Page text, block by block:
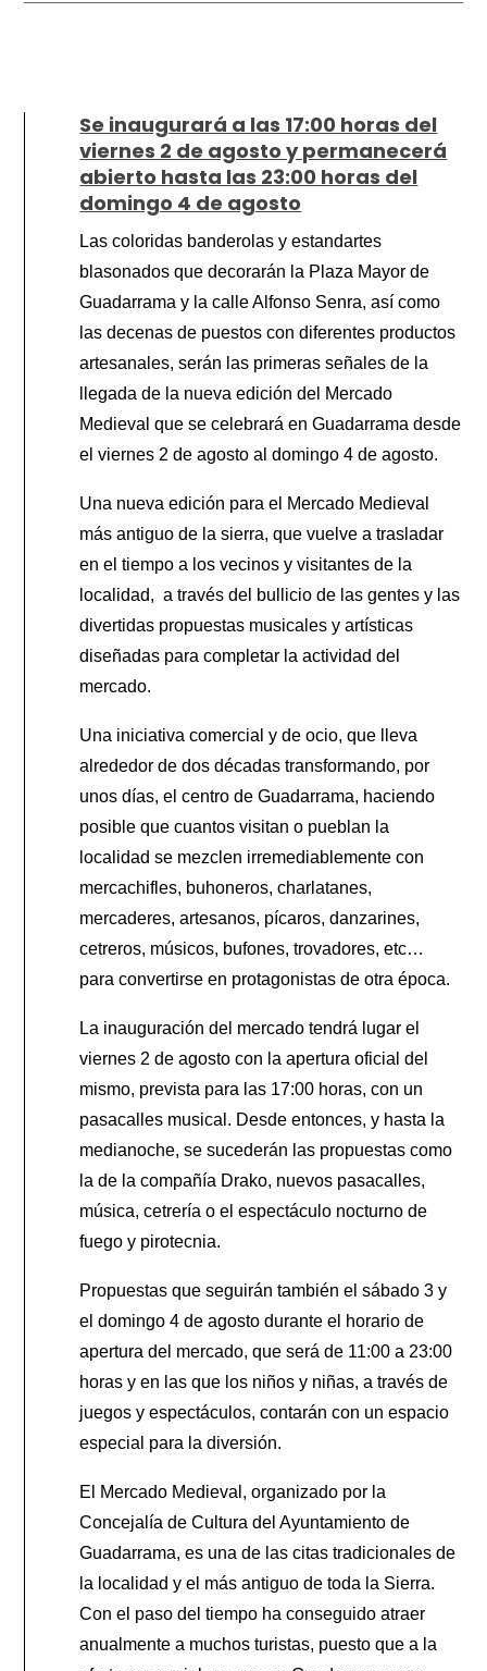
Se inaugurará a las 17:00 horas del
viernes 2 de agosto y permanecerá
abierto hasta las 23:00 horas del
domingo 4 de agosto
Las coloridas banderolas y estandartes
blasonados que decorarán la Plaza Mayor de
Guadarrama y la calle Alfonso Senra, así como
las decenas de puestos con diferentes productos
artesanales, serán las primeras señales de la
llegada de la nueva edición del Mercado
Medieval que se celebrará en Guadarrama desde
el viernes 2 de agosto al domingo 4 de agosto.
Una nueva edición para el Mercado Medieval
más antiguo de la sierra, que vuelve a trasladar
en el tiempo a los vecinos y visitantes de la
localidad, a través del bullicio de las gentes y las
divertidas propuestas musicales y artísticas
diseñadas para completar la actividad del
mercado.
Una iniciativa comercial y de ocio, que lleva
alrededor de dos décadas transformando, por
unos días, el centro de Guadarrama, haciendo
posible que cuantos visitan o pueblan la
localidad se mezclen irremediablemente con
mercachifles, buhoneros, charlatanes,
mercaderes, artesanos, pícaros, danzarines,
cetreros, músicos, bufones, trovadores, etc…
para convertirse en protagonistas de otra época.
La inauguración del mercado tendrá lugar el
viernes 2 de agosto con la apertura oficial del
mismo, prevista para las 17:00 horas, con un
pasacalles musical. Desde entonces, y hasta la
medianoche, se sucederán las propuestas como
la de la compañía Drako, nuevos pasacalles,
música, cetrería o el espectáculo nocturno de
fuego y pirotecnia.
Propuestas que seguirán también el sábado 3 y
el domingo 4 de agosto durante el horario de
apertura del mercado, que será de 11:00 a 23:00
horas y en las que los niños y niñas, a través de
juegos y espectáculos, contarán con un espacio
especial para la diversión.
El Mercado Medieval, organizado por la
Concejalía de Cultura del Ayuntamiento de
Guadarrama, es una de las citas tradicionales de
la localidad y el más antiguo de toda la Sierra.
Con el paso del tiempo ha conseguido atraer
anualmente a muchos turistas, puesto que a la